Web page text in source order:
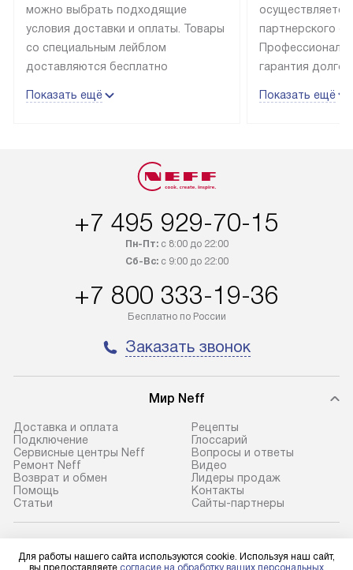
можно выбрать подходящие
условия доставки и оплаты. Товары
со специальным лейблом
доставляются бесплатно
до подъезда, отдельная доставка
оплачивается дополнительно. Если
товар в наличии, он может быть
трех дней. Доставка в Санкт-
осуществляется через
100% предоплаты мы бесплатно
транспортной компании в городе
В оговоренный день служба
доставки доставит упакованный
прибор до подъезда. Если
требуется переместить прибор
предварительно уточните это
Показать ещё
партнерского
гарантия
и Санкт-
по монтажу
гарантия в
предполагают
установленной
подключение
Показать ещё
+7 495 929-70-15
Пн-Пт:с 8:00 до 22:00
Сб-Вс:с 9:00 до 22:00
+7 800 333-19-36
Бесплатно по России
Заказать звонок
Мир Neff
Доставка и оплата
Подключение
Сервисные центры Neff
Ремонт Neff
Возврат и обмен
Помощь
Статьи
Рецепты
Глоссарий
Вопросы и ответы
Видео
Лидеры продаж
Контакты
Сайты-партнеры
Neff в социальных сетях
Для работы нашего сайта используются cookie. Используя наш сайт,
вы предоставляете согласие на обработку ваших персональных